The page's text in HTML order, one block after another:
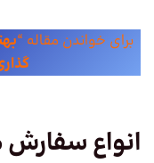
برای خواندن مقاله “
انواع سفارش